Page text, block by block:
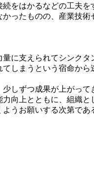
をはかるなどの工夫
ったものの、産業技術
に支えられてシンクタ
しまうという宿命か
しずつ成果が上がって
向上とともに、組織
うお願いする次第であ